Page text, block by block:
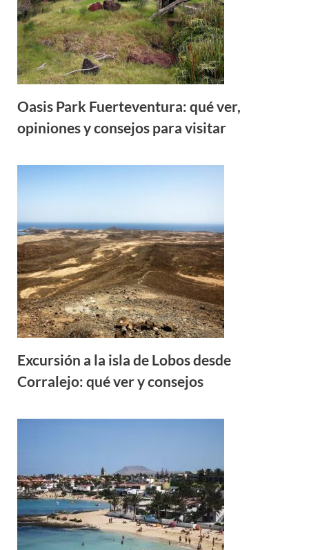
Oasis Park Fuerteventura: qué ver,
opiniones y consejos para visitar
Excursión a la isla de Lobos desde
Corralejo: qué ver y consejos